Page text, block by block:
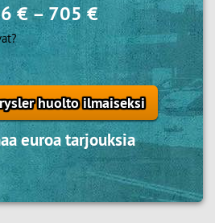
€–705 €
huolto ilmaiseksi
euroa tarjouksia